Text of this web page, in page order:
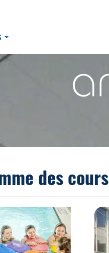
des cours